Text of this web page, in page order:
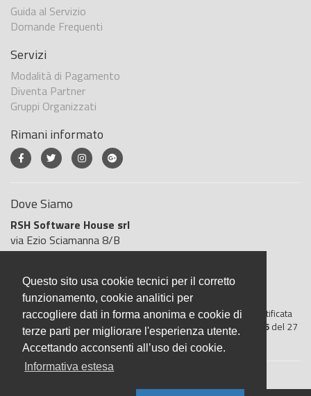
Questo sito usa cookie tecnici per il corretto
funzionamento, cookie analitici per
raccogliere dati in forma anonima e cookie di
terze parti per migliorare l'esperienza utente.
Accettando acconsenti all’uso dei cookie.
Informativa estesa
Guida al Servizio
Domande Frequenti
Servizi
Modalità di Pagamento
Diventa Partner
Gruppi Organizzati
Rimani informato
Dove Siamo
RSH Software House srl
via Ezio Sciamanna 8/B
00168 Roma
Italia
BigliettoVeloce è basato sulla piattaforma"GeSiFi ver 1.5"
certificata
dall’Agenzia delle Entrate con protocollo numero2021/103896 del 27
aprile 2021